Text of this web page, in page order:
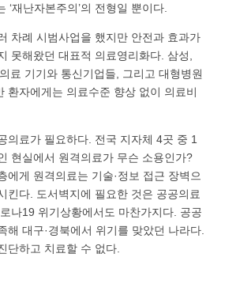
‘재난자본주의’의 전형일 뿐이다.
차례 시범사업을 했지만 안전과 효과가
못해왔던 대표적 의료영리화다. 삼성,
료 기기와 통신기업들, 그리고 대형병원
환자에게는 의료수준 향상 없이 의료비
의료가 필요하다. 전국 지자체 4곳 중 1
현실에서 원격의료가 무슨 소용인가?
에게 원격의료는 기술·정보 접근 장벽으
킨다. 도서벽지에 필요한 것은 공공의료
나19 위기상황에서도 마찬가지다. 공공
해 대구·경북에서 위기를 맞았던 나라다.
단하고 치료할 수 없다.